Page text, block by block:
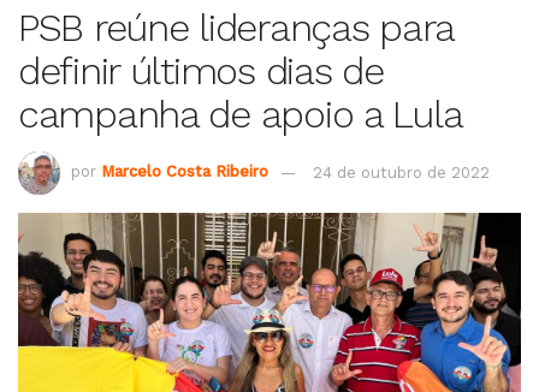
PSB reúne lideranças para
definir últimos dias de
campanha de apoio a Lula
por Marcelo Costa Ribeiro 24 de outubro de 2022